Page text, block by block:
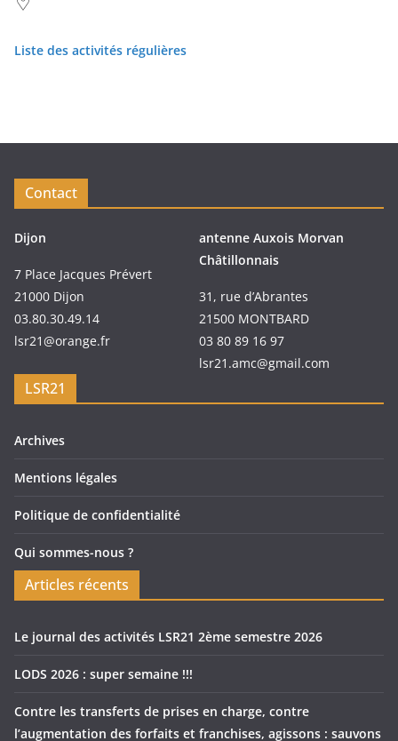
Liste des activités régulières
Contact
Dijon
7 Place Jacques Prévert
21000 Dijon
03.80.30.49.14
lsr21@orange.fr
antenne Auxois Morvan
Châtillonnais
31, rue d’Abrantes
21500 MONTBARD
03 80 89 16 97
lsr21.amc@gmail.com
LSR21
Archives
Mentions légales
Politique de confidentialité
Qui sommes-nous ?
Articles récents
Le journal des activités LSR21 2ème semestre 2026
LODS 2026 : super semaine !!!
Contre les transferts de prises en charge, contre
l’augmentation des forfaits et franchises, agissons : sauvons